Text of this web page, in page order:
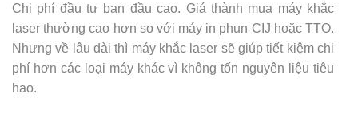
Chi phí đầu tư ban đầu cao. Giá thành mua máy khắc
laser thường cao hơn so với máy in phun CIJ hoặc TTO.
Nhưng về lâu dài thì máy khắc laser sẽ giúp tiết kiệm chi
phí hơn các loại máy khác vì không tốn nguyên liệu tiêu
hao.